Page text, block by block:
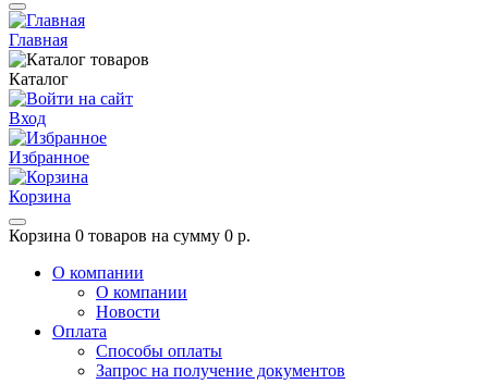
Главная
Каталог
Вход
Избранное
Корзина
Корзина 0 товаров на сумму 0 р.
О компании
О компании
Новости
Оплата
Способы оплаты
Запрос на получение документов